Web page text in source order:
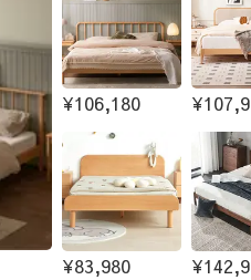
¥106,180
¥83,980